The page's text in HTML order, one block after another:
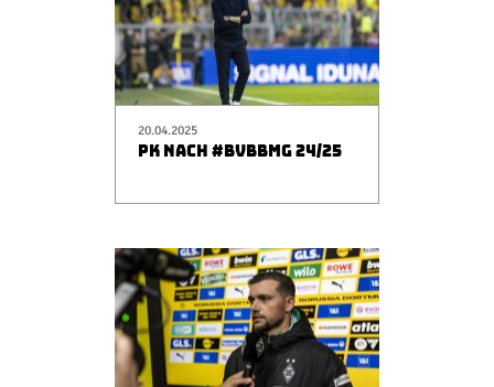
20.04.2025
PK NACH #BVBBMG 24/25